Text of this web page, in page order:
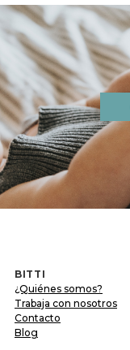
BITTI
¿Quiénes somos?
Trabaja con nosotros
Contacto
Blog